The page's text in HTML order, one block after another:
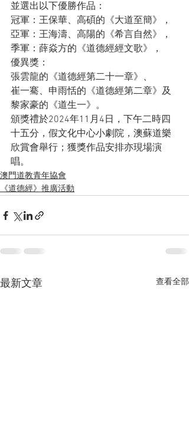
並選出以下優勝作品：
冠軍：王保華、高碩的《大道至簡》，
亞軍：王海濤、高陽的《希言自然》，
季軍：薛焱方的《道德經經文歌》，
優異獎：
張雲龍的《道德經第二十一章》、
崔一騫、申雨恬的《道德經第二章》及
黎家豪的《道生一》。
頒獎禮於2024年11月4日，下午二時四
十五分，假文化中心小劇院，澳蘇道樂
欣賞會舉行；獲獎作品安排亦現場演
唱。
澳門道教青年協會
《道德經》推廣活動
最新文章 查看全部